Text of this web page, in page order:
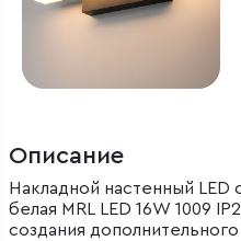
Описание
Накладной настенный LED
белая MRL LED 16W 1009
создания